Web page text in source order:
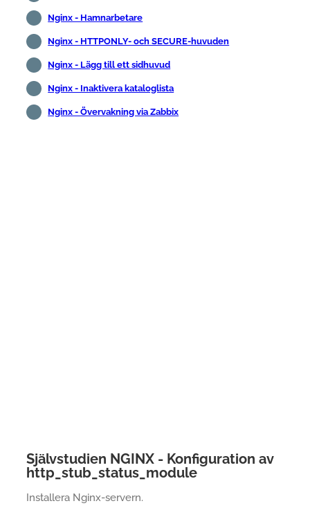
Nginx - Hamnarbetare
Nginx - HTTPONLY- och SECURE-huvuden
Nginx - Lägg till ett sidhuvud
Nginx - Inaktivera kataloglista
Nginx - Övervakning via Zabbix
Självstudien NGINX - Konfiguration av
http_stub_status_module
Installera Nginx-servern.